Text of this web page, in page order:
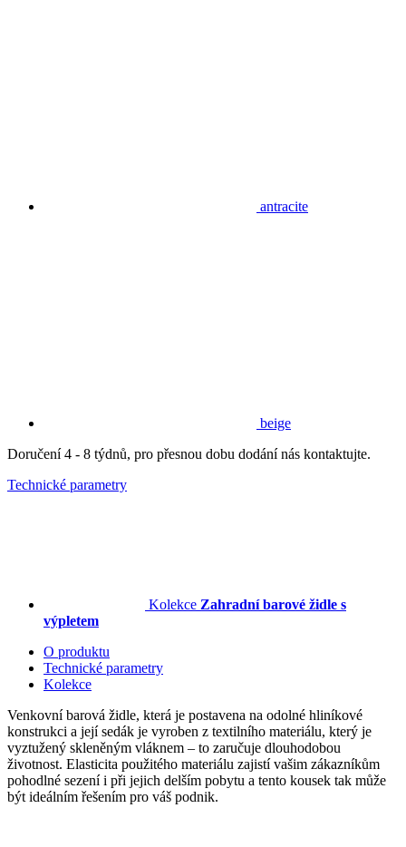
antracite
beige
Doručení 4 - 8 týdnů, pro přesnou dobu dodání nás kontaktujte.
Technické parametry
Kolekce Zahradní barové židle s
výpletem
O produktu
Technické parametry
Kolekce
Venkovní barová židle, která je postavena na odolné hliníkové
konstrukci a její sedák je vyroben z textilního materiálu, který je
vyztužený skleněným vláknem – to zaručuje dlouhodobou
životnost. Elasticita použitého materiálu zajistí vašim zákazníkům
pohodlné sezení i při jejich delším pobytu a tento kousek tak může
být ideálním řešením pro váš podnik.